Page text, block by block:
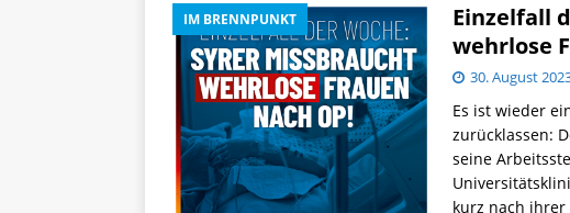
IM BRENNPUNKT
Einzelfall
wehrlose
30. August
Es ist wieder
zurücklassen:
seine
kurz nach ihrer